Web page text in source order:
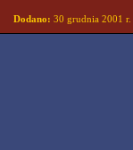
Dodano: 30 grudnia 2001 r.